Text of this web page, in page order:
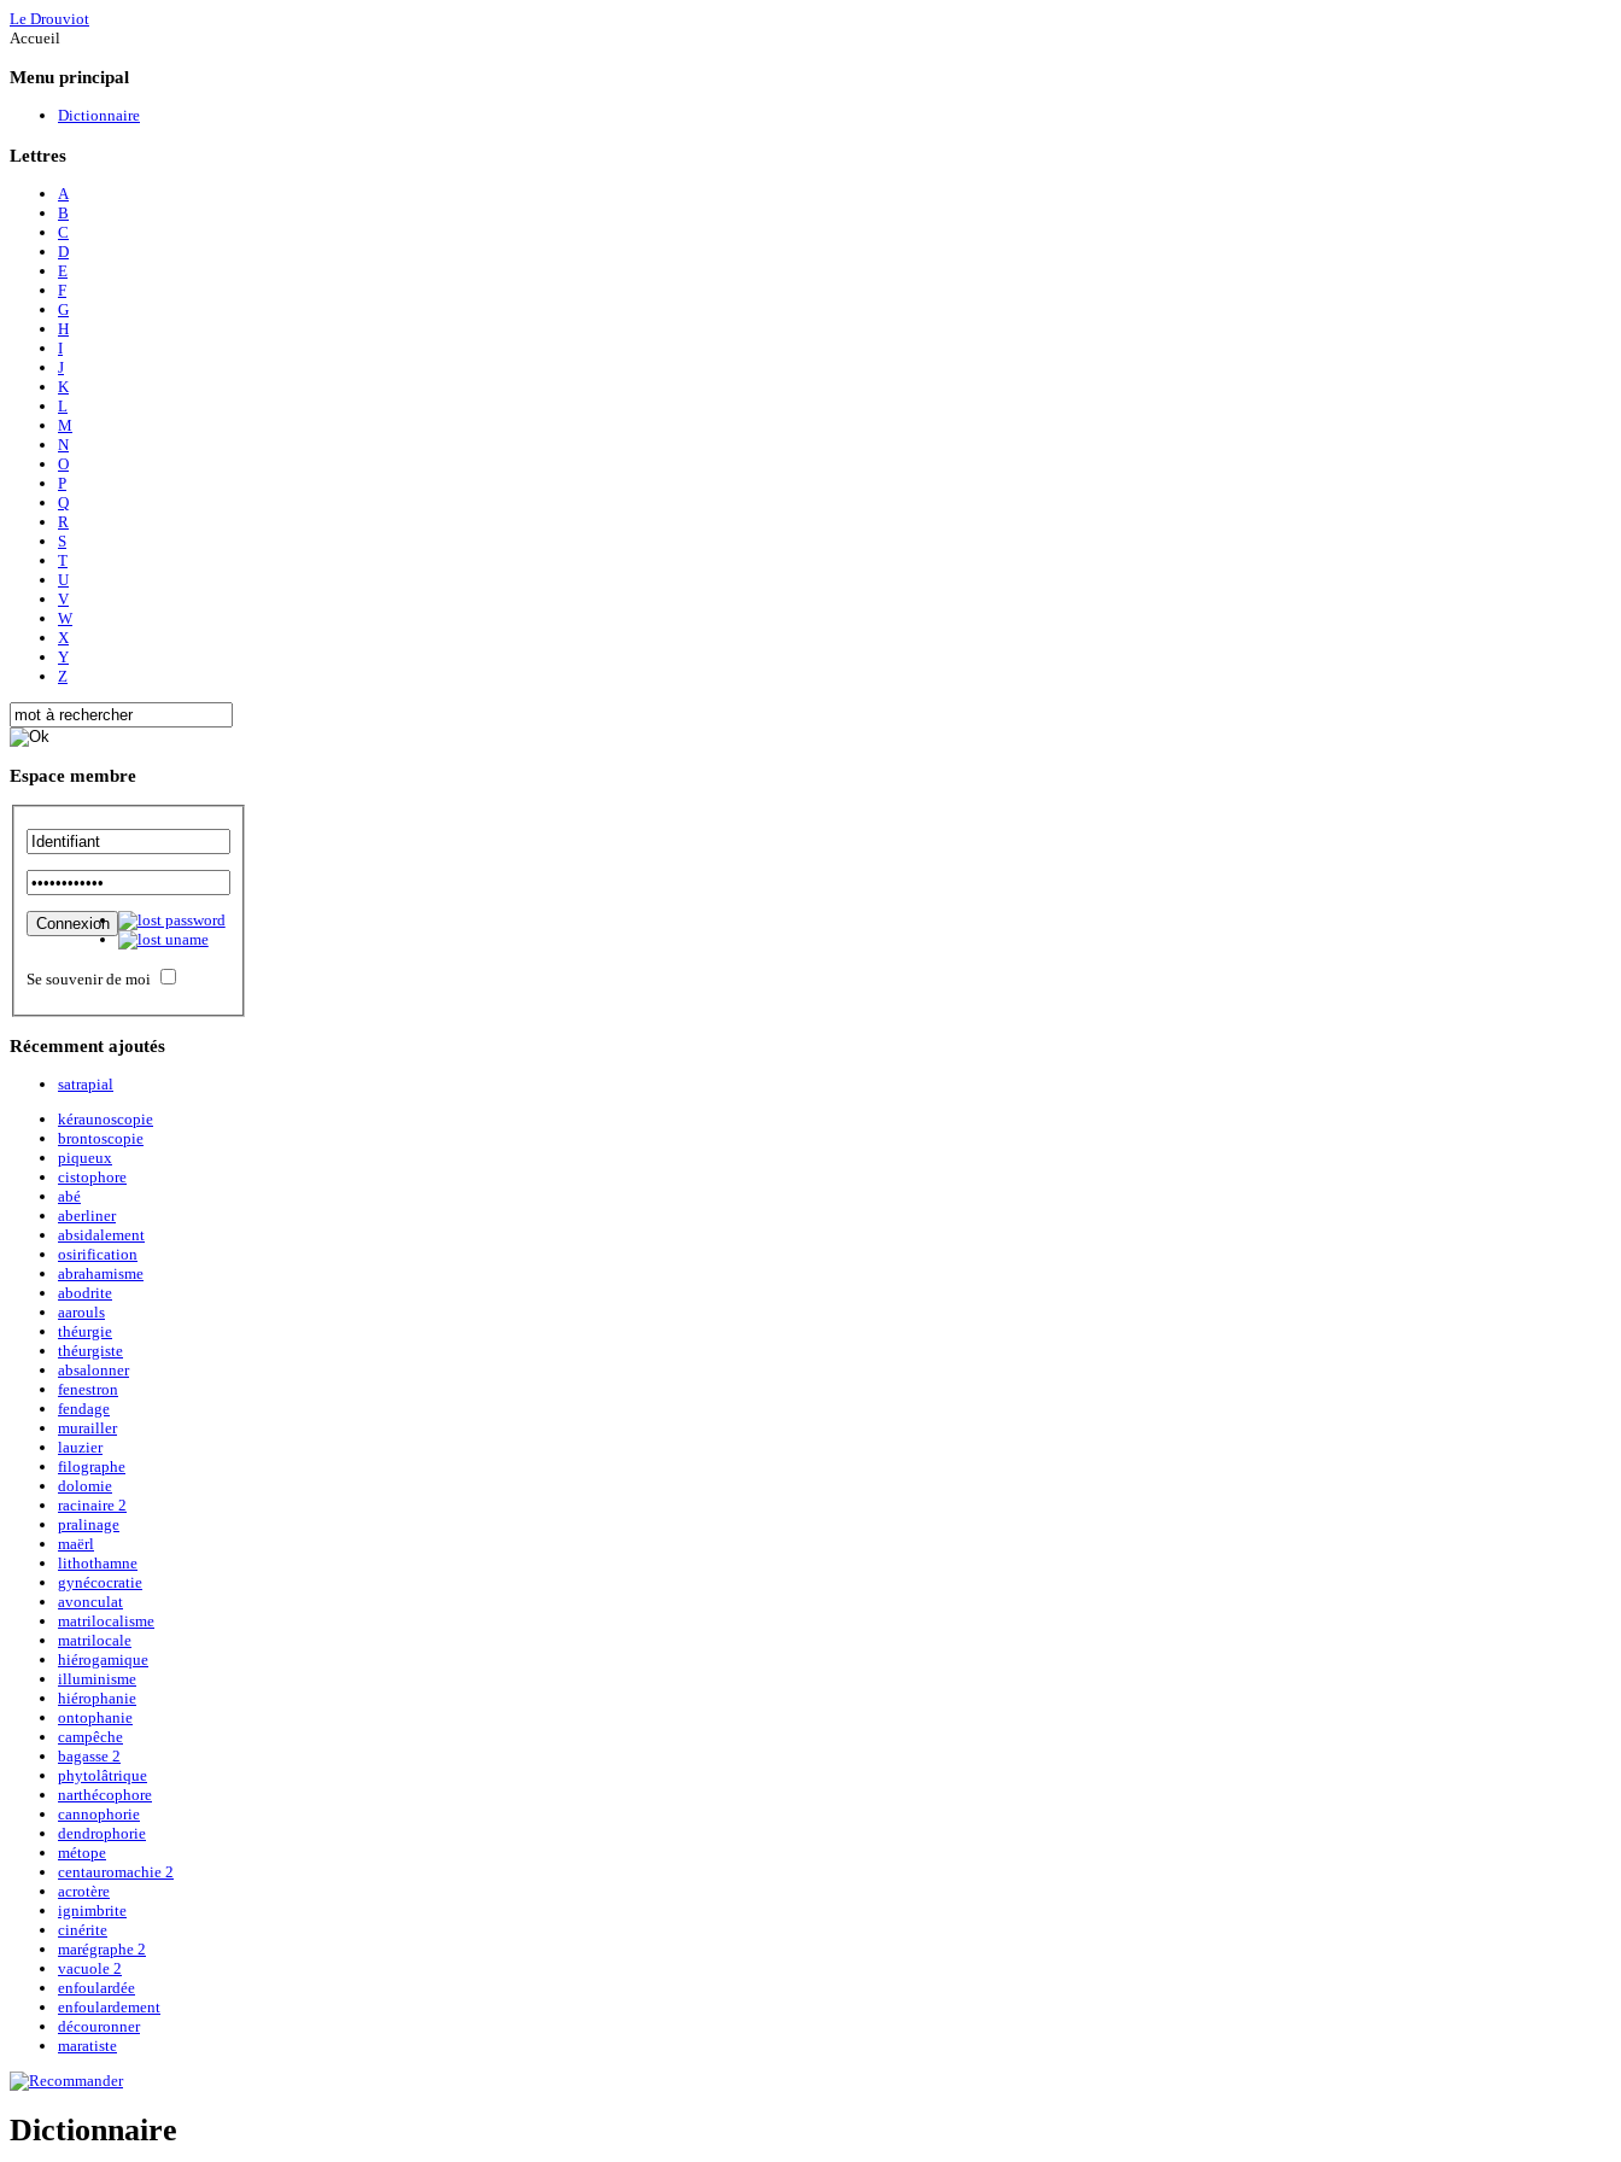
Le Drouviot
Accueil
Menu principal
Dictionnaire
Lettres
A
B
C
D
E
F
G
H
I
J
K
L
M
N
O
P
Q
R
S
T
U
V
W
X
Y
Z
Espace membre
Se souvenir de moi
Récemment ajoutés
satrapial
kéraunoscopie
brontoscopie
piqueux
cistophore
abé
aberliner
absidalement
osirification
abrahamisme
abodrite
aarouls
théurgie
théurgiste
absalonner
fenestron
fendage
murailler
lauzier
filographe
dolomie
racinaire 2
pralinage
maërl
lithothamne
gynécocratie
avonculat
matrilocalisme
matrilocale
hiérogamique
illuminisme
hiérophanie
ontophanie
campêche
bagasse 2
phytolâtrique
narthécophore
cannophorie
dendrophorie
métope
centauromachie 2
acrotère
ignimbrite
cinérite
marégraphe 2
vacuole 2
enfoulardée
enfoulardement
découronner
maratiste
Dictionnaire